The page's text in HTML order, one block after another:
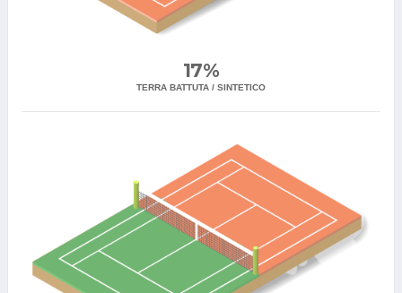
17%
TERRA BATTUTA / SINTETICO